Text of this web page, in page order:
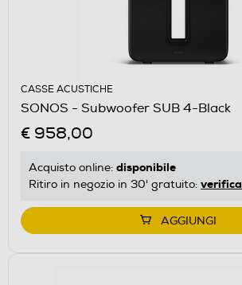
CASSE ACUSTICHE
SONOS - Subwoofer SUB 4-Black
€ 958,00
Acquisto online: disponibile
Ritiro in negozio in 30' gratuito: verifica
AGGIUNGI